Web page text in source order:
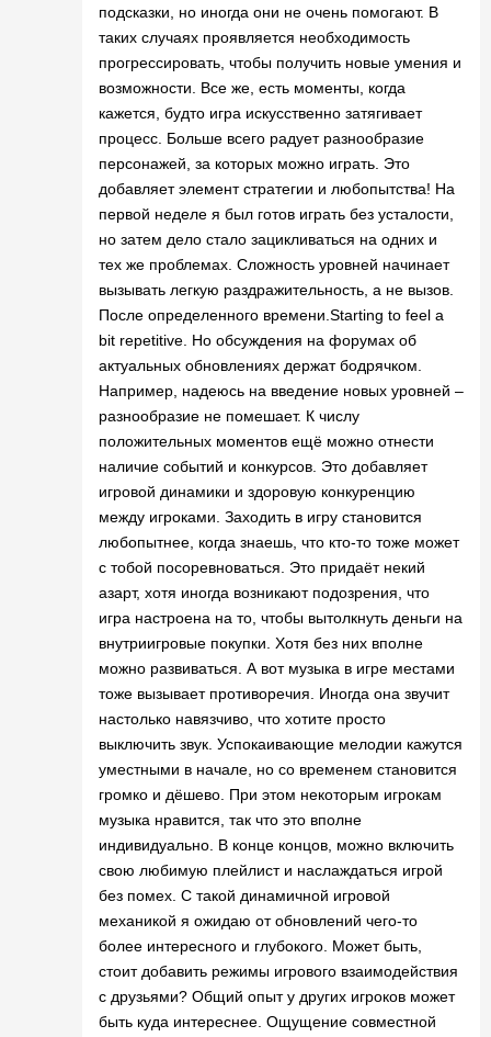
подсказки, но иногда они не очень помогают. В
таких случаях проявляется необходимость
прогрессировать, чтобы получить новые умения и
возможности. Все же, есть моменты, когда
кажется, будто игра искусственно затягивает
процесс. Больше всего радует разнообразие
персонажей, за которых можно играть. Это
добавляет элемент стратегии и любопытства! На
первой неделе я был готов играть без усталости,
но затем дело стало зацикливаться на одних и
тех же проблемах. Сложность уровней начинает
вызывать легкую раздражительность, а не вызов.
После определенного времени.Starting to feel a
bit repetitive. Но обсуждения на форумах об
актуальных обновлениях держат бодрячком.
Например, надеюсь на введение новых уровней –
разнообразие не помешает. К числу
положительных моментов ещё можно отнести
наличие событий и конкурсов. Это добавляет
игровой динамики и здоровую конкуренцию
между игроками. Заходить в игру становится
любопытнее, когда знаешь, что кто-то тоже может
с тобой посоревноваться. Это придаёт некий
азарт, хотя иногда возникают подозрения, что
игра настроена на то, чтобы вытолкнуть деньги на
внутриигровые покупки. Хотя без них вполне
можно развиваться. А вот музыка в игре местами
тоже вызывает противоречия. Иногда она звучит
настолько навязчиво, что хотите просто
выключить звук. Успокаивающие мелодии кажутся
уместными в начале, но со временем становится
громко и дёшево. При этом некоторым игрокам
музыка нравится, так что это вполне
индивидуально. В конце концов, можно включить
свою любимую плейлист и наслаждаться игрой
без помех. С такой динамичной игровой
механикой я ожидаю от обновлений чего-то
более интересного и глубокого. Может быть,
стоит добавить режимы игрового взаимодействия
с друзьями? Общий опыт у других игроков может
быть куда интереснее. Ощущение совместной